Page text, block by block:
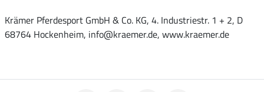
Krämer Pferdesport GmbH & Co. KG, 4. Industriestr. 1 + 2, D
68764 Hockenheim, info@kraemer.de, www.kraemer.de